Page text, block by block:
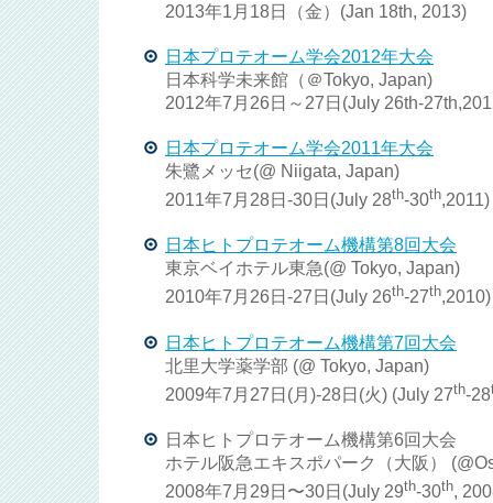
2013年1月18日（金）(Jan 18th, 2013)
日本プロテオーム学会2012年大会
日本科学未来館（＠Tokyo, Japan)
2012年7月26日～27日(July 26th-
日本プロテオーム学会2011年大会
朱鷺メッセ(@ Niigata, Japan)
2011年7月28日-30日(July 28th-30th,2011)
日本ヒトプロテオーム機構第8回大会
東京ベイホテル東急(@ Tokyo, Japan)
2010年7月26日-27日(July 26th-27th,2010)
日本ヒトプロテオーム機構第7回大会
北里大学薬学部 (@ Tokyo, Japan)
2009年7月27日(月)-28日(火) (July 27th-28
日本ヒトプロテオーム機構第6回大会
ホテル阪急エキスポパーク（大阪）
2008年7月29日〜30日(July 29th-30th,